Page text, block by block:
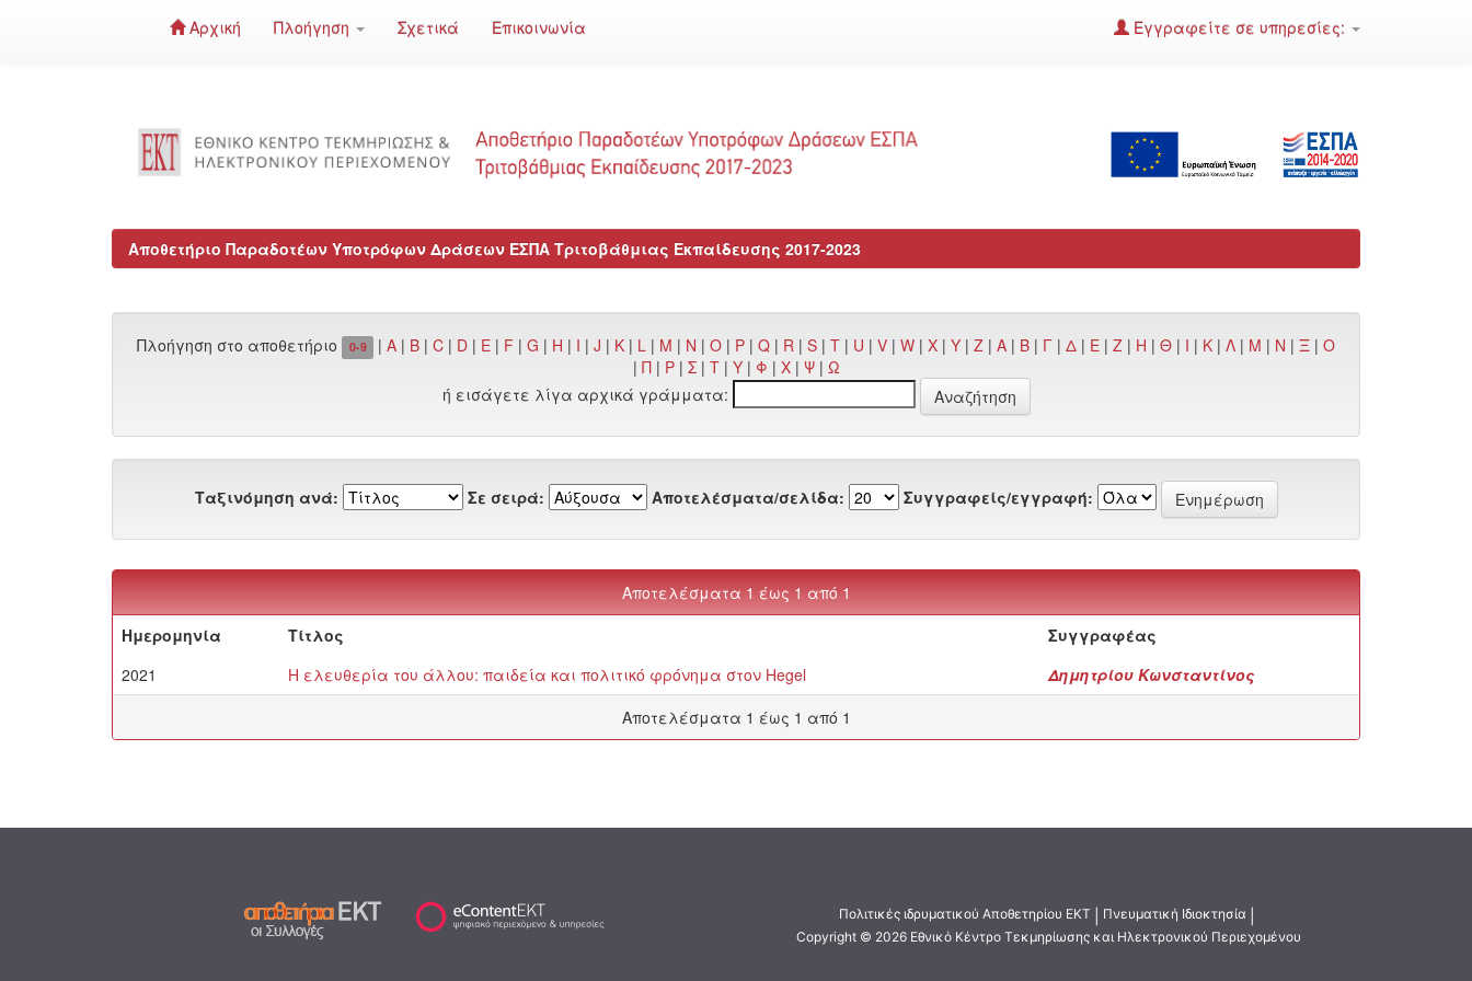
Αρχική Πλοήγηση Σχετικά Επικοινωνία Εγγραφείτε σε υπηρεσίες:
Αποθετήριο Παραδοτέων Υποτρόφων Δράσεων ΕΣΠΑ Τριτοβάθμιας Εκπαίδευσης 2017-2023
Πλοήγηση στο αποθετήριο 0-9 | A | B | C | D | E | F | G | H | I | J | K | L | M | N | O | P | Q | R | S | T | U | V | W | X | Y | Z | Α | Β | Γ | Δ | Ε | Ζ | Η | Θ | Ι | Κ | Λ | Μ | Ν | Ξ | Ο
| Π | Ρ | Σ | Τ | Υ | Φ | Χ | Ψ | Ω
ή εισάγετε λίγα αρχικά γράμματα:
Ταξινόμηση ανά: Σε σειρά: Αποτελέσματα/σελίδα: Συγγραφείς/εγγραφή:
Αποτελέσματα 1 έως 1 από 1
Ημερομηνία
Τίτλος
Συγγραφέας
2021
Η ελευθερία του άλλου: παιδεία και πολιτικό φρόνημα στον Hegel
Δημητρίου Κωνσταντίνος
Αποτελέσματα 1 έως 1 από 1